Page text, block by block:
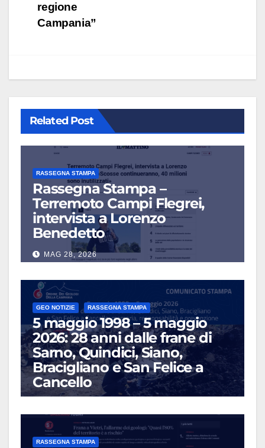
regione
Campania”
Related Post
RASSEGNA STAMPA
Rassegna Stampa –
Terremoto Campi Flegrei,
intervista a Lorenzo
Benedetto
MAG 28, 2026
GEO NOTIZIE RASSEGNA STAMPA
5 maggio 1998 – 5 maggio
2026: 28 anni dalle frane di
Sarno, Quindici, Siano,
Bracigliano e San Felice a
Cancello
RASSEGNA STAMPA